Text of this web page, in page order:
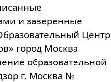
и заверенные
Центр
город Москва
образовательной
г. Москва №